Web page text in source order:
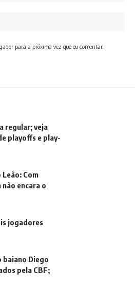
para a próxima vez que eu comentar.
regular; veja
playoffs e play-
Com
encara o
jogadores
baiano Diego
pela CBF;